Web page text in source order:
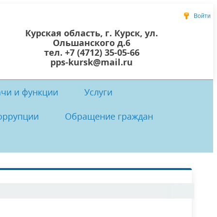
Войти
Курская область, г. Курск, ул.
Ольшанского д.6
тел. +7 (4712) 35-05-66
pps-kursk@mail.ru
и функции Услуги
Обращение граждан